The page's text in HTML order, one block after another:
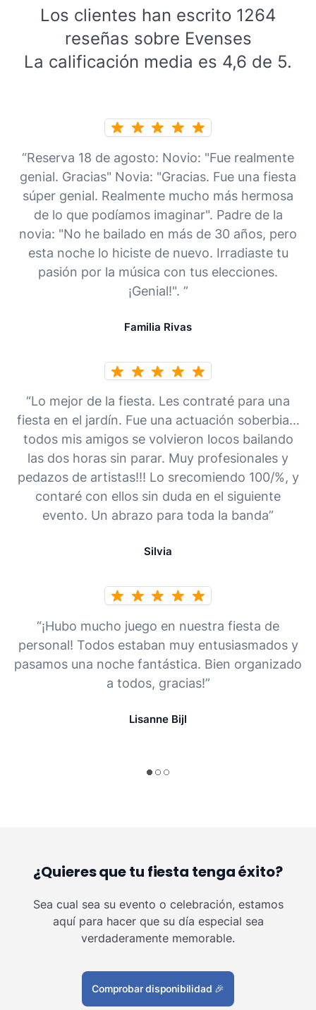
Los clientes han escrito 1264
reseñas sobre Evenses
La calificación media es 4,6 de 5.
“Reserva 18 de agosto: Novio: "Fue realmente
genial. Gracias" Novia: "Gracias. Fue una fiesta
súper genial. Realmente mucho más hermosa
de lo que podíamos imaginar". Padre de la
novia: "No he bailado en más de 30 años, pero
esta noche lo hiciste de nuevo. Irradiaste tu
pasión por la música con tus elecciones.
¡Genial!". ”
Familia Rivas
“Lo mejor de la fiesta. Les contraté para una
fiesta en el jardín. Fue una actuación soberbia…
todos mis amigos se volvieron locos bailando
las dos horas sin parar. Muy profesionales y
pedazos de artistas!!! Lo srecomiendo 100/%, y
contaré con ellos sin duda en el siguiente
evento. Un abrazo para toda la banda”
Silvia
“¡Hubo mucho juego en nuestra fiesta de
personal! Todos estaban muy entusiasmados y
pasamos una noche fantástica. Bien organizado
a todos, gracias!”
Lisanne Bijl
¿Quieres que tu fiesta tenga éxito?
Sea cual sea su evento o celebración, estamos
aquí para hacer que su día especial sea
verdaderamente memorable.
Comprobar disponibilidad 🎉